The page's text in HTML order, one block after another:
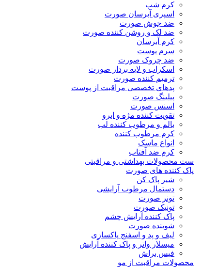
کرم شب
اسپری آبرسان صورت
ضد جوش صورت
ضد لک و روشن کننده صورت
کرم آبرسان
سرم پوست
ضد چروک صورت
اسکراب و لایه بردار صورت
ترمیم کننده صورت
پدهای تخصصی مراقبت از پوست
پیلینگ صورت
اسنس صورت
تقویت کننده مژه و ابرو
بالم و مرطوب کننده لب
کرم مرطوب کننده
انواع ماسک
کرم ضد آفتاب
ست محصولات بهداشتی و مراقبتی
پاک کننده های صورت
شیر پاک کن
دستمال مرطوب آرایشی
تونر صورت
تونیک صورت
پاک کننده آرایش چشم
شوینده صورت
لیف و پد و اسفنج پاکسازی
میسلار واتر و پاک کننده آرایش
فیس براش
محصولات مراقبت از مو